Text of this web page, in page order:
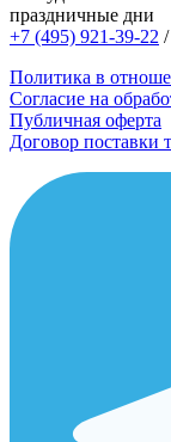
праздничные дни
+7 (495) 921-39-22 /
Политика в
Согласие на
Публичная оферта
Договор поставки